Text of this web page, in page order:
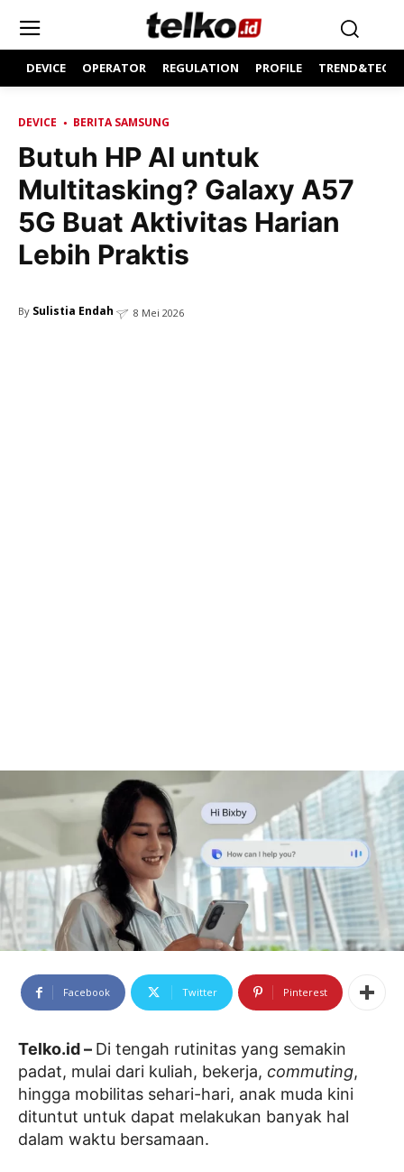
DEVICE OPERATOR REGULATION PROFILE
DEVICE BERITA SAMSUNG
Butuh HP AI untuk
Multitasking? Galaxy A57
5G Buat Aktivitas Harian
Lebih Praktis
By Sulistia Endah 8 Mei 2026
Facebook Twitter Pinterest
Telko.id – Di tengah rutinitas yang semakin
padat, mulai dari kuliah, bekerja, commuting,
hingga mobilitas sehari-hari, anak muda kini
dituntut untuk dapat melakukan banyak hal
dalam waktu bersamaan.